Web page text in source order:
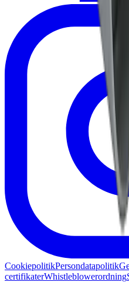
CookiepolitikPersondatapolitik
certifikaterWhistleblowerordning